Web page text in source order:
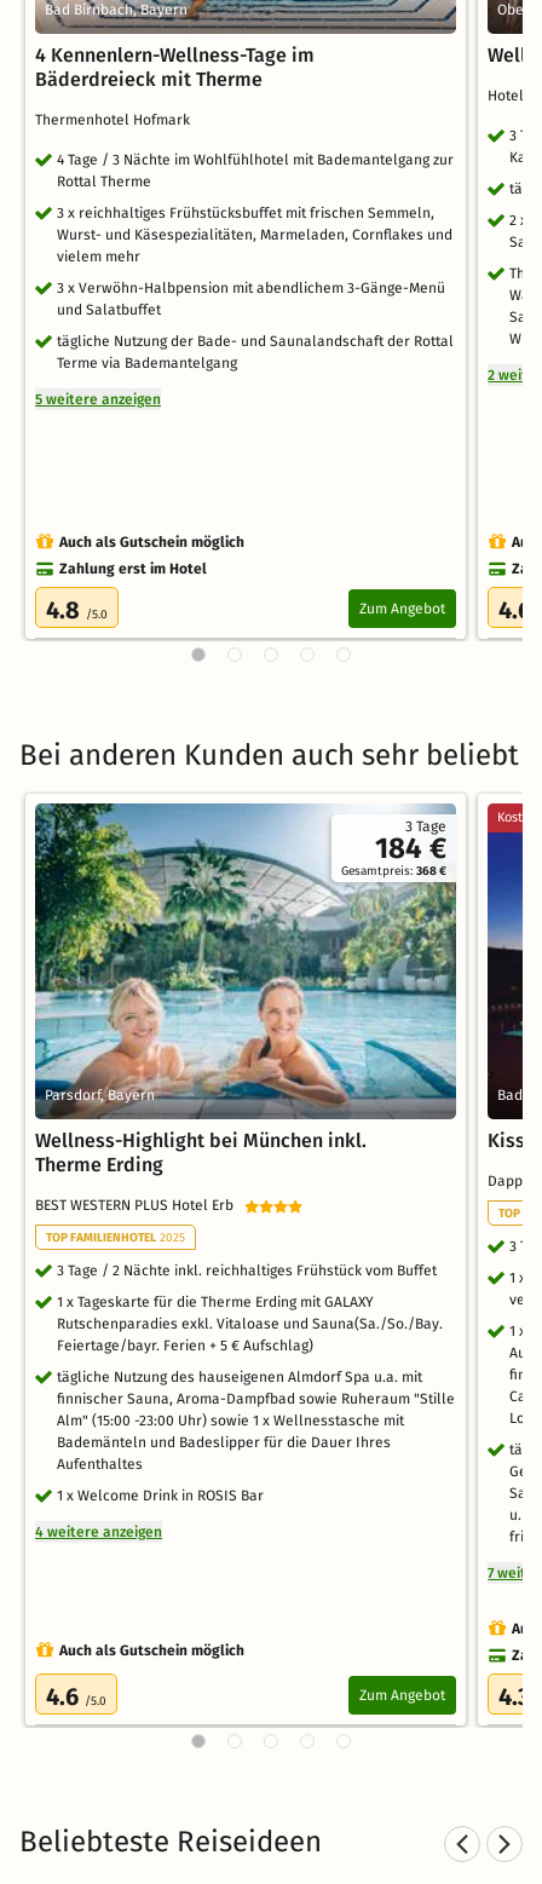
Bad Birnbach, Bayern
4 Kennenlern-Wellness-Tage im
Bäderdreieck mit Therme
Thermenhotel Hofmark
4 Tage / 3 Nächte im Wohlfühlhotel mit Bademantelgang zur
Rottal Therme
3 x reichhaltiges Frühstücksbuffet mit frischen Semmeln,
Wurst- und Käsespezialitäten, Marmeladen, Cornflakes und
vielem mehr
3 x Verwöhn-Halbpension mit abendlichem 3-Gänge-Menü
und Salatbuffet
tägliche Nutzung der Bade- und Saunalandschaft der Rottal
Terme via Bademantelgang
5 weitere anzeigen
Auch als Gutschein möglich
Zahlung erst im Hotel
4.8 /5.0 Zum Angebot
Hotel
3
2 x
2
4.6
Bei anderen Kunden auch sehr beliebt
3 Tage
184 €
Gesamtpreis:368 €
Parsdorf, Bayern
Wellness-Highlight bei München inkl.
Therme Erding
BEST WESTERN PLUS Hotel Erb
TOP FAMILIENHOTEL 2025
3 Tage / 2 Nächte inkl. reichhaltiges Frühstück vom Buffet
1 x Tageskarte für die Therme Erding mit GALAXY
Rutschenparadies exkl. Vitaloase und Sauna(Sa./So./Bay.
Feiertage/bayr. Ferien + 5 € Aufschlag)
tägliche Nutzung des hauseigenen Almdorf Spa u.a. mit
finnischer Sauna, Aroma-Dampfbad sowie Ruheraum "Stille
Alm" (15:00 -23:00 Uhr) sowie 1 x Wellnesstasche mit
Bademänteln und Badeslipper für die Dauer Ihres
Aufenthaltes
1 x Welcome Drink in ROSIS Bar
4 weitere anzeigen
Auch als Gutschein möglich
4.6 /5.0 Zum Angebot
Bad
TOP
3
1 x
1 x
u.
7
4.3
Beliebteste Reiseideen
Thermen in Bayern mit Hotel